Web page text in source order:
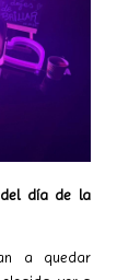
del día de la
a quedar